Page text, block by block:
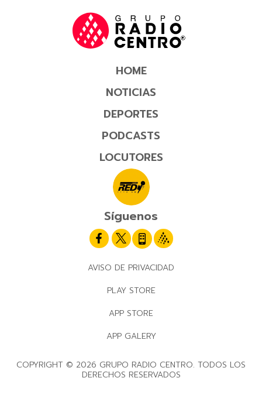
HOME
NOTICIAS
DEPORTES
PODCASTS
LOCUTORES
Síguenos
AVISO DE PRIVACIDAD
PLAY STORE
APP STORE
APP GALERY
COPYRIGHT © 2026 GRUPO RADIO CENTRO. TODOS LOS
DERECHOS RESERVADOS